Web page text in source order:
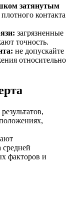
затянутым
контакта
загрязненные
точность.
не допускайте
относительно
факторов и